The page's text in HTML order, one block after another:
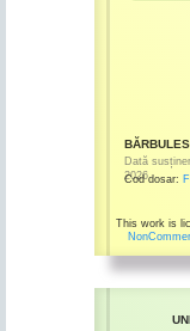
Dată
2026
Cod dosar:
This work is